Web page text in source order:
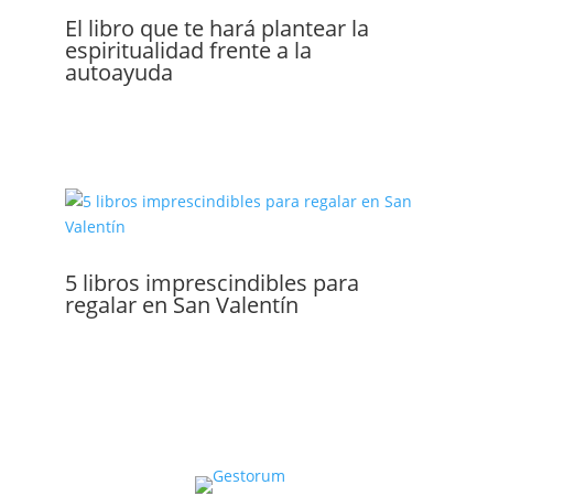
El libro que te hará plantear la
espiritualidad frente a la
autoayuda
5 libros imprescindibles para
regalar en San Valentín